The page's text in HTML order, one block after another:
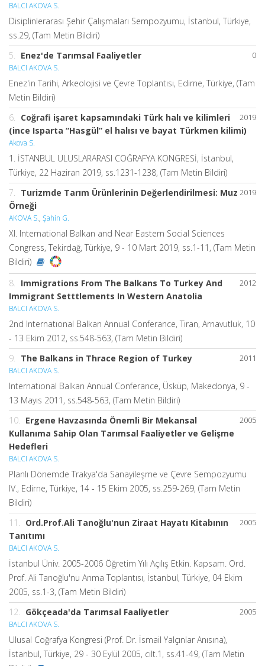
BALCI AKOVA S.
Disiplinlerarası Şehir Çalışmaları Sempozyumu, İstanbul, Türkiye,
ss.29, (Tam Metin Bildiri)
0
5. Enez'de Tarımsal Faaliyetler
BALCI AKOVA S.
Enez'in Tarihi, Arkeolojisi ve Çevre Toplantısı, Edirne, Türkiye, (Tam
Metin Bildiri)
2019
6. Coğrafi işaret kapsamındaki Türk halı ve kilimleri
(ince Isparta “Hasgül” el halısı ve bayat Türkmen kilimi)
Akova S.
1. İSTANBUL ULUSLARARASI COĞRAFYA KONGRESİ, İstanbul,
Türkiye, 22 Haziran 2019, ss.1231-1238, (Tam Metin Bildiri)
2019
7. Turizmde Tarım Ürünlerinin Değerlendirilmesi: Muz
Örneği
AKOVA S., Şahin G.
XI. International Balkan and Near Eastern Social Sciences
Congress, Tekirdağ, Türkiye, 9 - 10 Mart 2019, ss.1-11, (Tam Metin
Bildiri)
2012
8. Immigrations From The Balkans To Turkey And
Immigrant Setttlements In Western Anatolia
BALCI AKOVA S.
2nd Internatıonal Balkan Annual Conferance, Tiran, Arnavutluk, 10
- 13 Ekim 2012, ss.548-563, (Tam Metin Bildiri)
2011
9. The Balkans in Thrace Region of Turkey
BALCI AKOVA S.
Internatıonal Balkan Annual Conferance, Üsküp, Makedonya, 9 -
13 Mayıs 2011, ss.548-563, (Tam Metin Bildiri)
2005
10. Ergene Havzasında Önemli Bir Mekansal
Kullanıma Sahip Olan Tarımsal Faaliyetler ve Gelişme
Hedefleri
BALCI AKOVA S.
Planlı Dönemde Trakya'da Sanayileşme ve Çevre Sempozyumu
IV., Edirne, Türkiye, 14 - 15 Ekim 2005, ss.259-269, (Tam Metin
Bildiri)
2005
11. Ord.Prof.Ali Tanoğlu'nun Ziraat Hayatı Kitabının
Tanıtımı
BALCI AKOVA S.
İstanbul Üniv. 2005-2006 Öğretim Yılı Açılış Etkin. Kapsam. Ord.
Prof. Ali Tanoğlu'nu Anma Toplantısı, İstanbul, Türkiye, 04 Ekim
2005, ss.1-3, (Tam Metin Bildiri)
2005
12. Gökçeada'da Tarımsal Faaliyetler
BALCI AKOVA S.
Ulusal Coğrafya Kongresi (Prof. Dr. İsmail Yalçınlar Anısına),
İstanbul, Türkiye, 29 - 30 Eylül 2005, cilt.1, ss.41-49, (Tam Metin